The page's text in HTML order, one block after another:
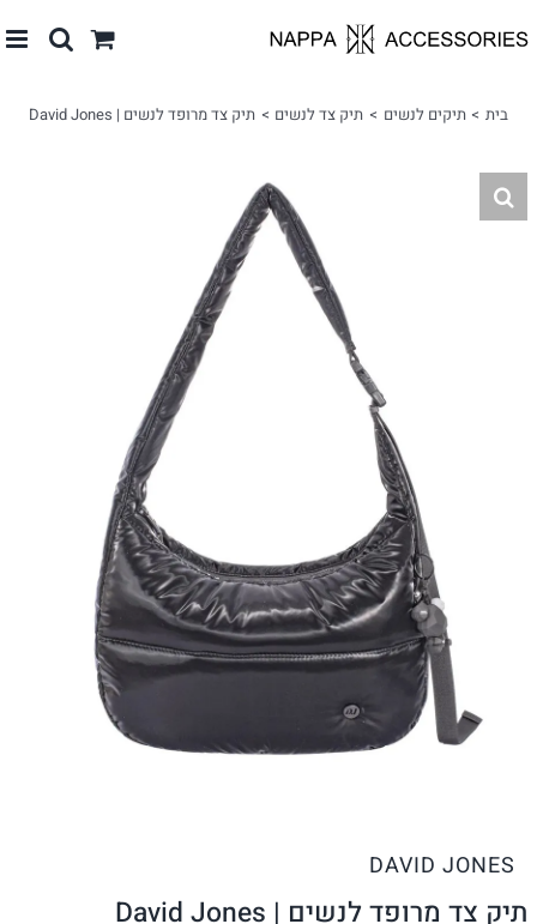
לתוכן
בית תיקים לנשים תיק צד לנשים תיק צד מרופד לנשים | David Jones
DAVID JONES
תיק צד מרופד לנשים | David Jones